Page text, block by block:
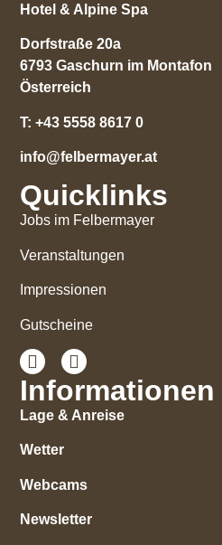
Hotel & Alpine Spa
Dorfstraße 20a
6793 Gaschurn im Montafon
Österreich
T:+43 5558 8617 0
info@felbermayer.at
Quicklinks
Jobs im Felbermayer
Veranstaltungen
Impressionen
Gutscheine
Informationen
Lage & Anreise
Wetter
Webcams
Newsletter